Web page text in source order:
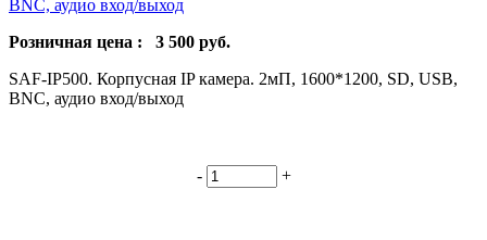
BNC, аудио вход/выход
Розничная цена : 3 500 руб.
SAF-IP500. Корпусная IP камера. 2мП, 1600*1200, SD, USB,
BNC, аудио вход/выход
- +